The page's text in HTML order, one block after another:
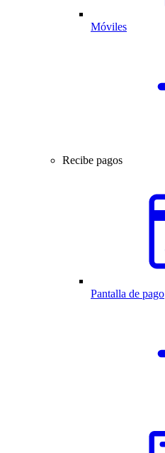
Móviles
Recibe pagos
Pantalla de pago